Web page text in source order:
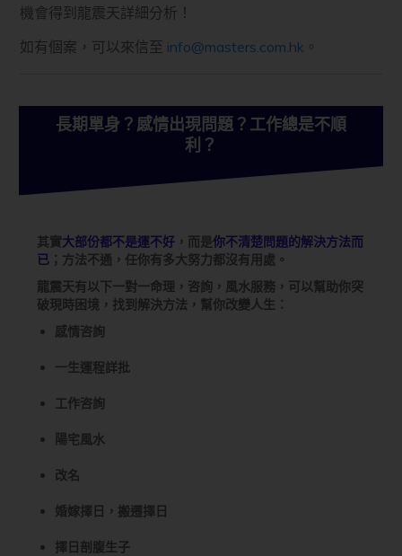
機會得到龍震天詳細分析！
如有個案，可以來信至 info@masters.com.hk 。
長期單身？感情出現問題？工作總是不順
利？
其實大部份都不是運不好 ，而是你不清楚問題的解決方法而
已 ；方法不通，任你有多大努力都沒有用處。
龍震天有以下一對一命理，咨詢，風水服務，可以幫助你突
破現時困境，找到解決方法，幫你改變人生：
感情咨詢
一生運程詳批
工作咨詢
陽宅風水
改名
婚嫁擇日，搬遷擇日
擇日剖腹生子